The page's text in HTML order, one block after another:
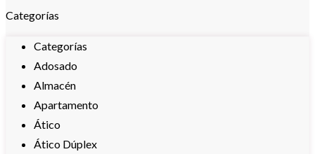
Categorías
Categorías
Adosado
Almacén
Apartamento
Ático
Ático Dúplex